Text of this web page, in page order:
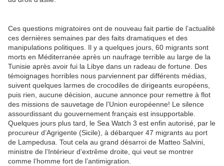
Ces questions migratoires ont de nouveau fait partie de l’actualité
ces dernières semaines par des faits dramatiques et des
manipulations politiques. Il y a quelques jours, 60 migrants sont
morts en Méditerranée après un naufrage terrible au large de la
Tunisie après avoir fui la Libye dans un radeau de fortune. Des
témoignages horribles nous parviennent par différents médias,
suivent quelques larmes de crocodiles de dirigeants européens,
puis rien, aucune décision, aucune annonce pour remettre à flot
des missions de sauvetage de l’Union européenne! Le silence
assourdissant du gouvernement français est insupportable.
Quelques jours plus tard, le Sea Watch 3 est enfin autorisé, par le
procureur d’Agrigente (Sicile), à débarquer 47 migrants au port
de Lampedusa. Tout cela au grand désarroi de Matteo Salvini,
ministre de l’Intérieur d’extrême droite, qui veut se montrer
comme l’homme fort de l’antimigration.